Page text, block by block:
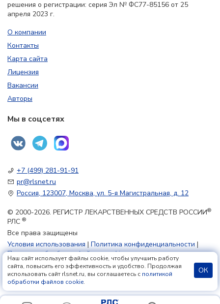
решения о регистрации: серия Эл № ФС77-85156 от 25
апреля 2023 г.
О компании
Контакты
Карта сайта
Лицензия
Вакансии
Авторы
Мы в соцсетях
+7 (499) 281-91-91
pr@rlsnet.ru
Россия, 123007, Москва, ул. 5-я Магистральная, д. 12
© 2000-2026. РЕГИСТР ЛЕКАРСТВЕННЫХ СРЕДСТВ РОССИИ®
РЛС ®
Все права защищены
Условия использования | Политика конфиденциальности |
Политика обработки файлов cookie
18+
Наш сайт использует файлы cookie, чтобы улучшить работу
сайта, повысить его эффективность и удобство. Продолжая
использовать сайт rlsnet.ru, вы соглашаетесь с политикой
обработки файлов cookie.
ОК